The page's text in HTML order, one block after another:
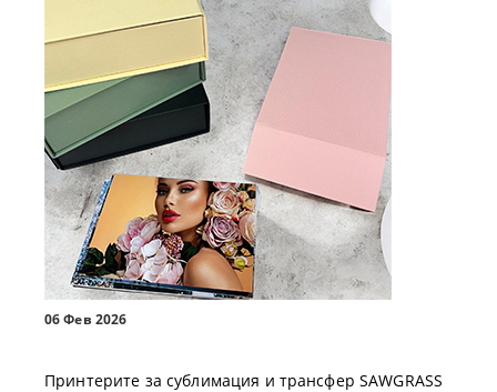
06 Фев 2026
Принтерите за сублимация и трансфер SAWGRASS